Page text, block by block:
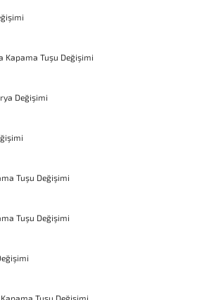
Kapama Tuşu Değişimi
Değişimi
Tuşu Değişimi
Tuşu Değişimi
Tuşu Değişimi